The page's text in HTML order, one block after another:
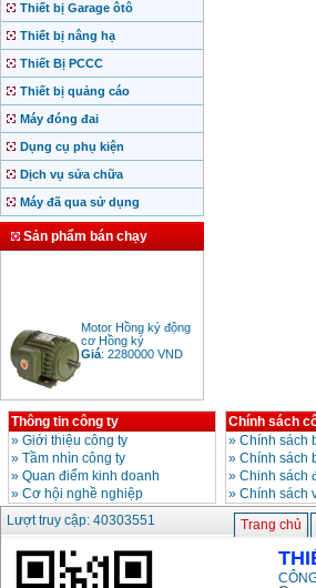
Thiết bị Garage ôtô
Thiết bị nâng hạ
Thiết Bị PCCC
Thiết bị quảng cáo
Máy đóng đai
Dụng cụ phụ kiện
Dịch vụ sửa chữa
Máy đã qua sử dụng
Sản phẩm bán chạy
Motor Hồng ký động
cơ Hồng ký
Giá :2280000 VND
Bảng giá động cơ
diesel đầu nổ diesel
Giá:6500000
Bảng giá mũi khoan
rút lõi bê tông
330000VND
Thông tin công ty
» Giới thiệu công ty
» Tầm nhìn công ty
» Quan điểm kinh doanh
» Cơ hội nghề nghiệp
Chính sách
» Chính sách
» Chính sách
» Chinh sách
» Chính sách
Lượt truy cập: 40303551
Trang chủ